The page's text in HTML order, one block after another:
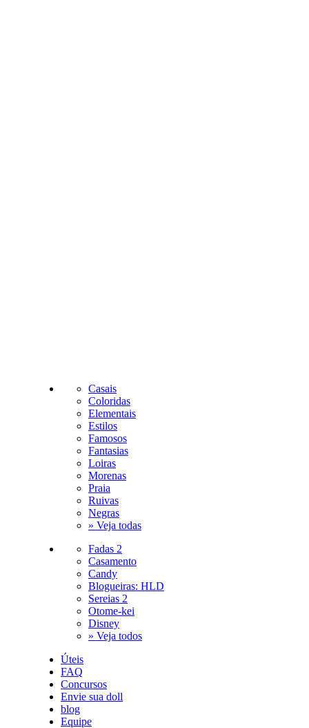
Casais
Coloridas
Elementais
Estilos
Famosos
Fantasias
Loiras
Morenas
Praia
Ruivas
Negras
» Veja todas
Fadas 2
Casamento
Candy
Blogueiras: HLD
Sereias 2
Otome-kei
Disney
» Veja todos
Úteis
FAQ
Concursos
Envie sua doll
blog
Equipe